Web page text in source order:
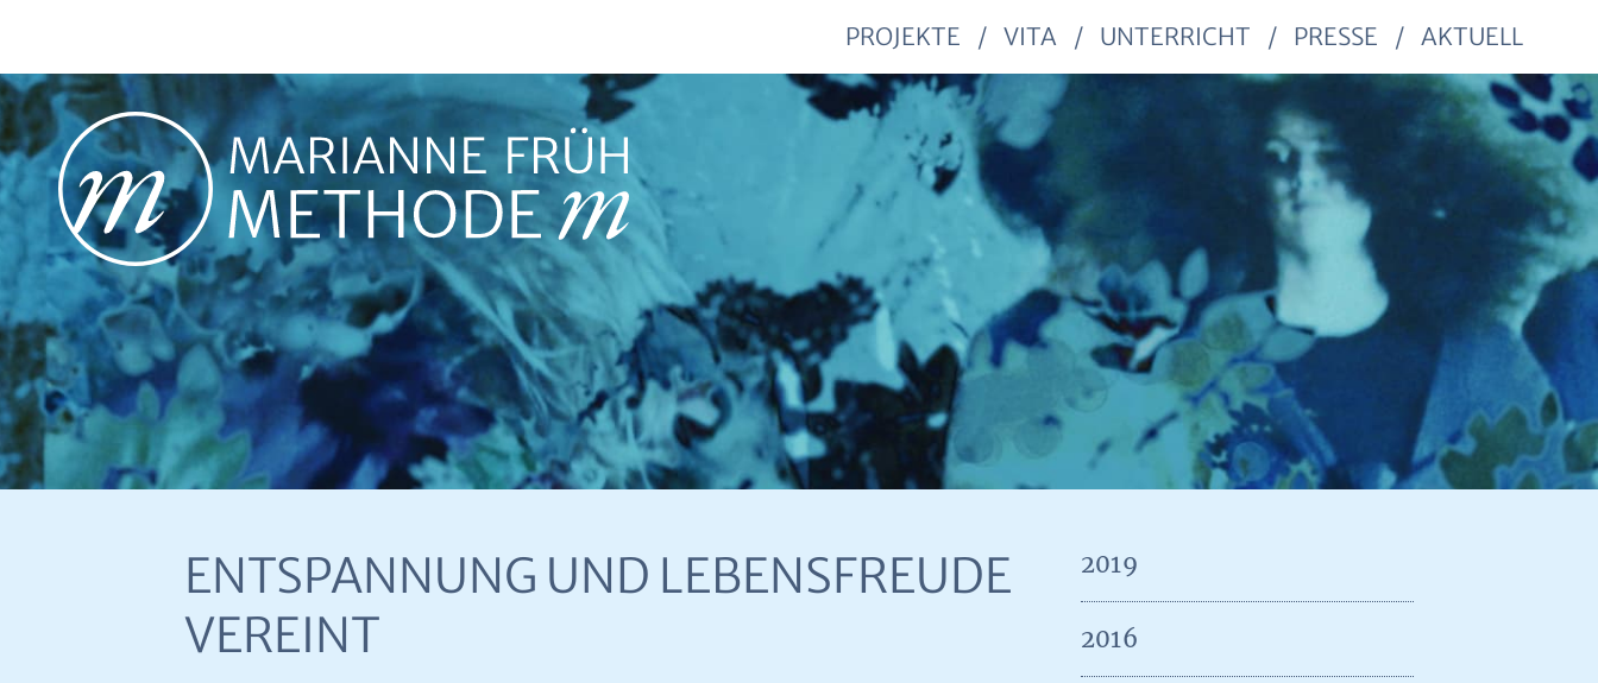
PROJEKTE VITA UNTERRICHT PRESSE AKTUELL
ENTSPANNUNG UND LEBENSFREUDE
VEREINT
Navigation
2019
2016